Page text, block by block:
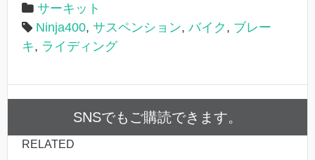
サーキット
Ninja400, サスペンション, バイク , ブレー
キ, ライディング
SNSでもご購読できます。
RELATED